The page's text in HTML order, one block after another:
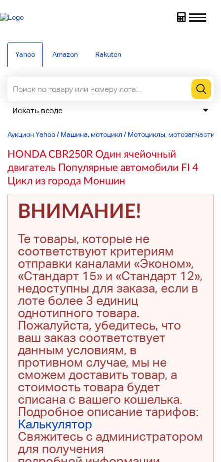
Yahoo Amazon Rakuten
Аукцион Yahoo/ Машина, мотоцикл / Мотоциклы, мотозапчасти
HONDA CBR250R Один ячейочный
двигатель Популярные автомобили FI 4
Цикл из города Моншин
ВНИМАНИЕ!
Те товары, которые не
соответствуют критериям
отправки каналами «Эконом»,
«Стандарт 15» и «Стандарт 12»,
недоступны для заказа, если в
лоте более 3 единиц
однотипного товара.
Пожалуйста, убедитесь, что
ваш заказ соответствует
данным условиям, в
противном случае, мы не
сможем доставить товар, а
стоимость товара будет
списана с вашего кошелька.
Подробное описание тарифов:
Калькулятор
Свяжитесь с администратором
для получения